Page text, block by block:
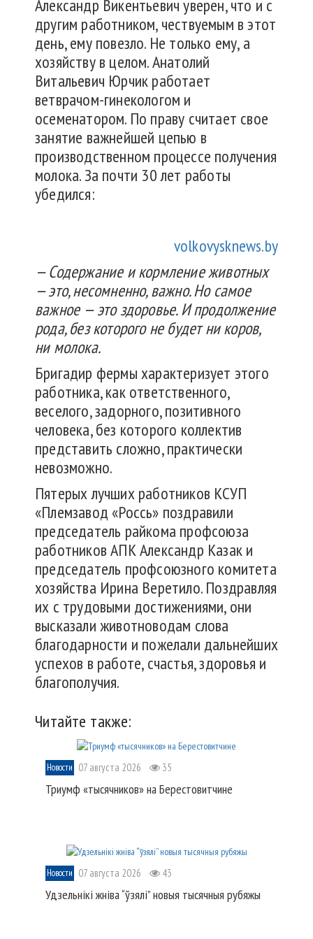
Александр Викентьевич уверен, что и с
другим работником, чествуемым в этот
день, ему повезло. Не только ему, а
хозяйству в целом. Анатолий
Витальевич Юрчик работает
ветврачом-гинекологом и
осеменатором. По праву считает свое
занятие важнейшей цепью в
производственном процессе получения
молока. За почти 30 лет работы
убедился:
volkovysknews.by
— Содержание и кормление животных
— это, несомненно, важно. Но самое
важное — это здоровье. И продолжение
рода, без которого не будет ни коров,
ни молока.
Бригадир фермы характеризует этого
работника, как ответственного,
веселого, задорного, позитивного
человека, без которого коллектив
представить сложно, практически
невозможно.
Пятерых лучших работников КСУП
«Племзавод «Россь» поздравили
председатель райкома профсоюза
работников АПК Александр Казак и
председатель проф­союзного комитета
хозяйства Ирина Веретило. Поздравляя
их с трудовыми достижениями, они
высказали животноводам слова
благодарности и пожелали дальнейших
успехов в работе, счастья, здоровья и
благополучия.
Читайте также:
Новости 07 августа 2026 35
Триумф «тысячников» на Берестовитчине
Новости 07 августа 2026 43
Удзельнікі жніва “ўзялі” новыя тысячныя рубяжы